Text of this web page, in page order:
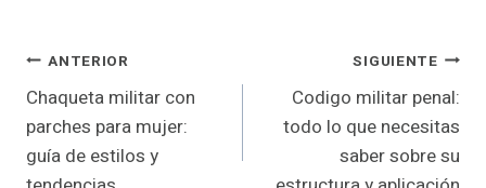
Navegación
De
Entradas
ANTERIOR
Chaqueta militar con
parches para mujer:
guía de estilos y
SIGUIENTE
Codigo militar penal:
todo lo que necesitas
saber sobre su